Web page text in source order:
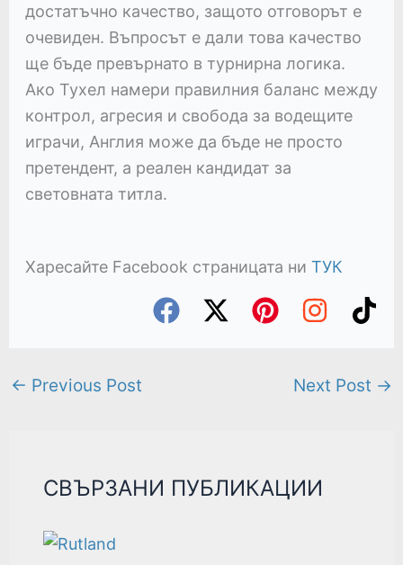
достатъчно качество, защото отговорът е
очевиден. Въпросът е дали това качество
ще бъде превърнато в турнирна логика.
Ако Тухел намери правилния баланс между
контрол, агресия и свобода за водещите
играчи, Англия може да бъде не просто
претендент, а реален кандидат за
световната титла.
Харесайте Facebook страницата ни ТУК
← Previous Post Next Post →
СВЪРЗАНИ ПУБЛИКАЦИИ